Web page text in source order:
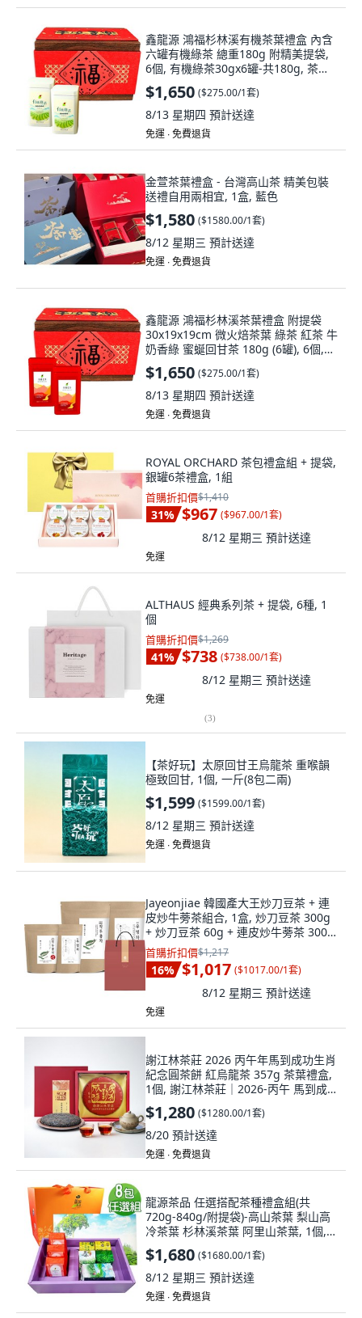
鑫龍源 鴻福杉林溪有機茶葉禮盒 內含
六罐有機綠茶 總重180g 附精美提袋,
6個, 有機綠茶30gx6罐-共180g, 茶葉
30g
$1,650 ($275.00/1套)
8/13 星期四 預計送達
免運 ∙ 免費退貨
金萱茶葉禮盒 - 台灣高山茶 精美包裝
送禮自用兩相宜, 1盒, 藍色
$1,580 ($1580.00/1套)
8/12 星期三 預計送達
免運 ∙ 免費退貨
鑫龍源 鴻福杉林溪茶葉禮盒 附提袋
30x19x19cm 微火焙茶葉 綠茶 紅茶 牛
奶香綠 蜜蜒回甘茶 180g (6罐), 6個,
蜜蜒回甘有機紅茶葉30gx6罐-共180,
茶葉30g
$1,650 ($275.00/1套)
8/13 星期四 預計送達
免運 ∙ 免費退貨
ROYAL ORCHARD 茶包禮盒組 + 提袋,
銀罐6茶禮盒, 1組
首購折扣價$1,410
31% $967 ($967.00/1套)
8/12 星期三 預計送達
免運
ALTHAUS 經典系列茶 + 提袋, 6種, 1
個
首購折扣價$1,269
41% $738 ($738.00/1套)
8/12 星期三 預計送達
免運
(3)
【茶好玩】太原回甘王烏龍茶 重喉韻
極致回甘, 1個, 一斤(8包二兩)
$1,599 ($1599.00/1套)
8/12 星期三 預計送達
免運 ∙ 免費退貨
Jayeonjiae 韓國產大王炒刀豆茶 + 連
皮炒牛蒡茶組合, 1盒, 炒刀豆茶 300g
+ 炒刀豆茶 60g + 連皮炒牛蒡茶 300g
+ 牛蒡茶100g
首購折扣價$1,217
16% $1,017 ($1017.00/1套)
8/12 星期三 預計送達
免運
謝江林茶莊 2026 丙午年馬到成功生肖
紀念圓茶餅 紅烏龍茶 357g 茶葉禮盒,
1個, 謝江林茶莊｜2026-丙午 馬到成
功馬年生肖紀念圓茶餅 357g/餅 100%
台灣茶南投紅烏龍茶餅自製自銷
$1,280 ($1280.00/1套)
8/20 預計送達
免運 ∙ 免費退貨
龍源茶品 任選搭配茶種禮盒組(共
720g-840g/附提袋)-高山茶葉 梨山高
冷茶葉 杉林溪茶葉 阿里山茶葉, 1個, A
組6種口味(8包), 茶葉840g
$1,680 ($1680.00/1套)
8/12 星期三 預計送達
免運 ∙ 免費退貨